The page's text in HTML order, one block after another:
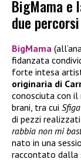
BigMama e
due
BigMama
fidanzata
forte intesa
originaria di
conosciuta con il
brani, tra cui Sfiga
di pezzi realizzati
rabbia non mi
nato in una
raccontato dalla